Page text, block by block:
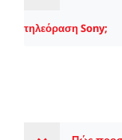
τηλεόραση Sony;